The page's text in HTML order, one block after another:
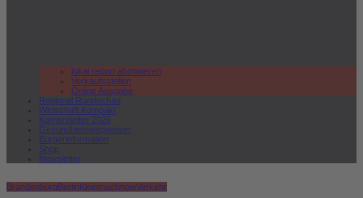
lokal.report abonnieren
Verkaufsstellen
Online Ausgabe
Regional Rundschau
Wirtschaft.Kompakt
Karriereleiter 2026
Gesundheitswegweiser
Bürgerinformation
Shop
Newsletter
BrandenburgBerlinKleinmachnowVerkehr